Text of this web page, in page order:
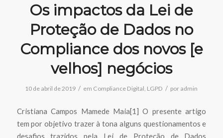
Os impactos da Lei de
Proteção de Dados no
Compliance dos novos [e
velhos] negócios
10 de abril de 2019 / em Compliance Digital LGPD / por admin
Cristiana Campos Mamede Maia[1] O presente artigo
tem por objetivo trazer à tona alguns questionamentos e
desafios trazidos pela Lei de Proteção de Dados